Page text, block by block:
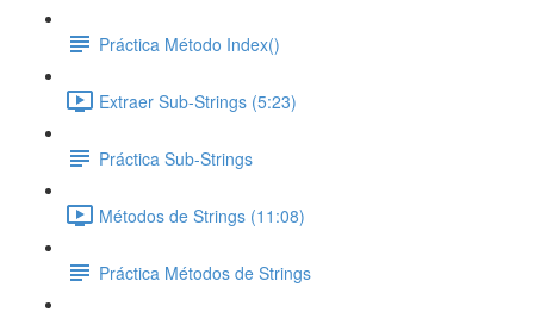
Práctica Método Index()
Extraer Sub-Strings (5:23)
Práctica Sub-Strings
Métodos de Strings (11:08)
Práctica Métodos de Strings